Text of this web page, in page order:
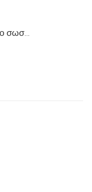
Parmigiano Reggiano: πώς να επιλέξετε το σωστό